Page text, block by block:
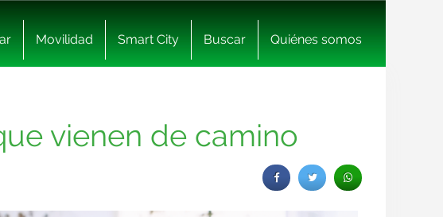
Movilidad Smart City Buscar Quiénes somos
vienen de camino